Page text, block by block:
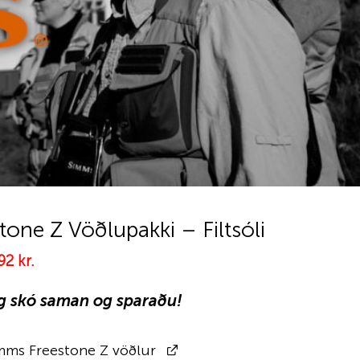
Z Vöðlupakki – Filtsóli
kr..
kr.Current
104.992 kr..
skó saman og sparaðu!
Freestone Z vöðlur